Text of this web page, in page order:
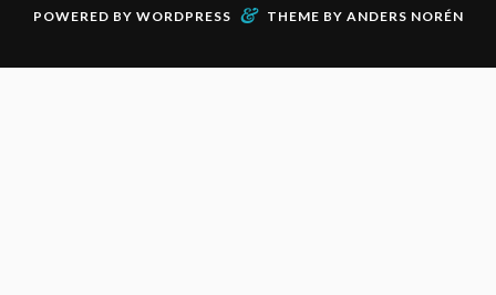
POWERED BY WORDPRESS & THEME BY ANDERS NORÉN